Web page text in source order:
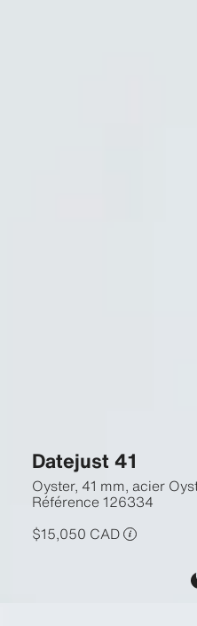
Datejust 41
Oyster, 41 mm, acier
Référence126334
$15,050 CAD